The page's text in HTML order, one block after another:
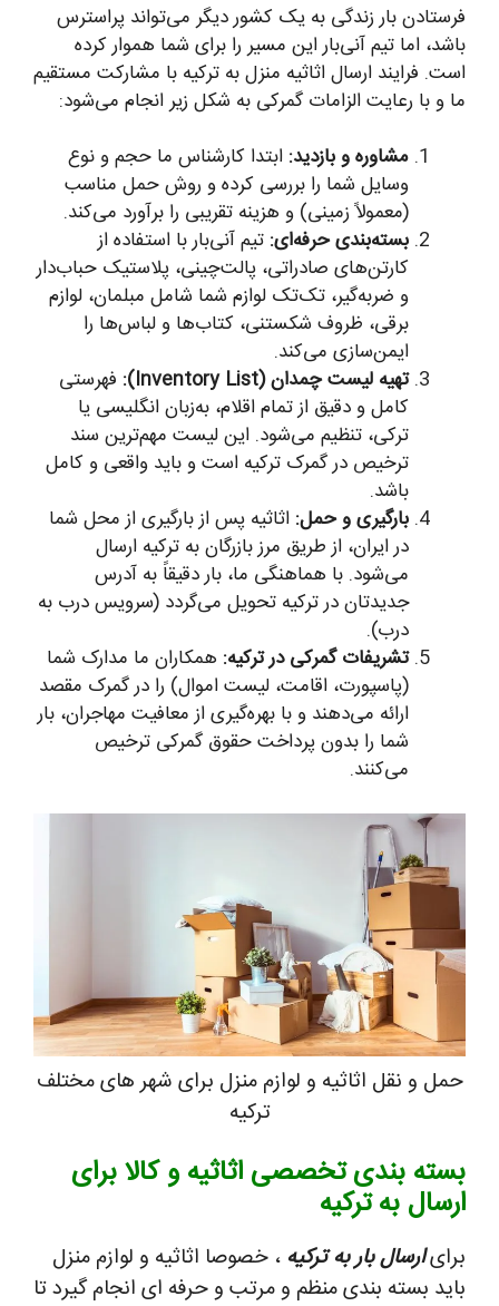
فرستادن بار زندگی به یک کشور دیگر می‌تواند پراسترس
باشد، اما تیم آنی‌بار این مسیر را برای شما هموار کرده
است. فرایند ارسال اثاثیه منزل به ترکیه با مشارکت مستقیم
ما و با رعایت الزامات گمرکی به شکل زیر انجام می‌شود:
مشاوره و بازدید: ابتدا کارشناس ما حجم و نوع
وسایل شما را بررسی کرده و روش حمل مناسب
(معمولاً زمینی) و هزینه تقریبی را برآورد می‌کند.
بسته‌بندی حرفه‌ای: تیم آنی‌بار با استفاده از
کارتن‌های صادراتی، پالت‌چینی، پلاستیک حباب‌دار
و ضربه‌گیر، تک‌تک لوازم شما شامل مبلمان، لوازم
برقی، ظروف شکستنی، کتاب‌ها و لباس‌ها را
ایمن‌سازی می‌کند.
تهیه لیست چمدان (Inventory List):
فهرستی
کامل و دقیق از تمام اقلام، به‌زبان انگلیسی یا
ترکی، تنظیم می‌شود. این لیست مهم‌ترین سند
ترخیص در گمرک ترکیه است و باید واقعی و کامل
باشد.
بارگیری و حمل: اثاثیه پس از بارگیری از محل شما
در ایران، از طریق مرز بازرگان به ترکیه ارسال
می‌شود. با هماهنگی ما، بار دقیقاً به آدرس
جدیدتان در ترکیه تحویل می‌گردد (سرویس درب به
درب).
تشریفات گمرکی در ترکیه: همکاران ما مدارک شما
(پاسپورت، اقامت، لیست اموال) را در گمرک مقصد
ارائه می‌دهند و با بهره‌گیری از معافیت مهاجران، بار
شما را بدون پرداخت حقوق گمرکی ترخیص
می‌کنند.
حمل و نقل اثاثیه و لوازم منزل برای شهر های مختلف
ترکیه
بسته بندی تخصصی اثاثیه و کالا برای
ارسال به ترکیه
برایارسال بار به ترکیه ، خصوصا اثاثیه و لوازم منزل
باید بسته بندی منظم و مرتب و حرفه ای انجام گیرد تا